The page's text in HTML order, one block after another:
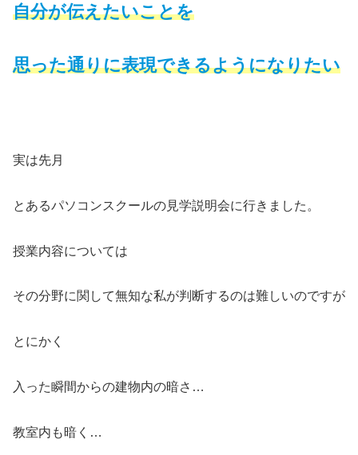
自分が伝えたいことを
思った通りに表現できるようになりたい
実は先月
とあるパソコンスクールの見学説明会に行きました。
授業内容については
その分野に関して無知な私が判断するのは難しいのですが
とにかく
入った瞬間からの建物内の暗さ…
教室内も暗く…